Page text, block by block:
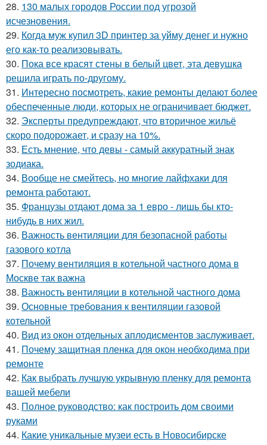
28. 130 малых городов России под угрозой
исчезновения.
29. Когда муж купил 3D принтер за уйму денег и нужно
его как-то реализовывать.
30. Пока все красят стены в белый цвет, эта девушка
решила играть по-другому.
31. Интересно посмотреть, какие ремонты делают более
обеспеченные люди, которых не ограничивает бюджет.
32. Эксперты предупреждают, что вторичное жильё
скоро подорожает, и сразу на 10%.
33. Есть мнение, что девы - самый аккуратный знак
зодиака.
34. Вообще не смейтесь, но многие лайфхаки для
ремонта работают.
35. Французы отдают дома за 1 евро - лишь бы кто-
нибудь в них жил.
36. Важность вентиляции для безопасной работы
газового котла
37. Почему вентиляция в котельной частного дома в
Москве так важна
38. Важность вентиляции в котельной частного дома
39. Основные требования к вентиляции газовой
котельной
40. Вид из окон отдельных аплодисментов заслуживает.
41. Почему защитная пленка для окон необходима при
ремонте
42. Как выбрать лучшую укрывную пленку для ремонта
вашей мебели
43. Полное руководство: как построить дом своими
руками
44. Какие уникальные музеи есть в Новосибирске